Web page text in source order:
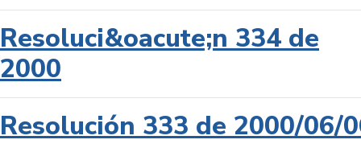
Resoluci&oacute;n 334 de
2000
Resolución 333 de 2000/06/